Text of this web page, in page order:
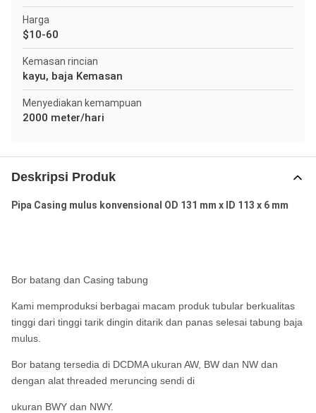
Harga
$10-60
Kemasan rincian
kayu, baja Kemasan
Menyediakan kemampuan
2000 meter/hari
Deskripsi Produk
Pipa Casing mulus konvensional OD 131 mm x ID 113 x 6 mm
Bor batang dan Casing tabung
Kami memproduksi berbagai macam produk tubular berkualitas
tinggi dari tinggi tarik dingin ditarik dan panas selesai tabung baja
mulus.
Bor batang tersedia di DCDMA ukuran AW, BW dan NW dan
dengan alat threaded meruncing sendi di
ukuran BWY dan NWY.